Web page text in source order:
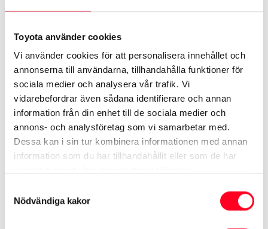
Toyota använder cookies
Vi använder cookies för att personalisera innehållet och
annonserna till användarna, tillhandahålla funktioner för
sociala medier och analysera vår trafik. Vi
vidarebefordrar även sådana identifierare och annan
information från din enhet till de sociala medier och
annons- och analysföretag som vi samarbetar med.
Dessa kan i sin tur kombinera informationen med annan
information som du har tillhandahållit eller som de har
Nödvändiga kakor
Fredag
08:00 - 17:00
Söndag
Utrustning
ABS-bromsar
ACC
Airbag förare